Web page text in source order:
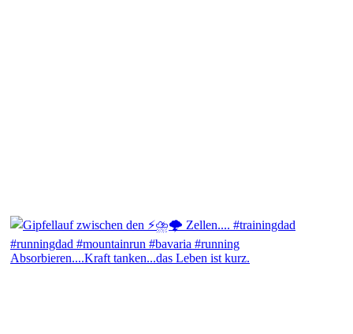
Absorbieren....Kraft tanken...das Leben ist kurz.